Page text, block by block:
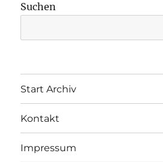
Suchen
Start Archiv
Kontakt
Impressum